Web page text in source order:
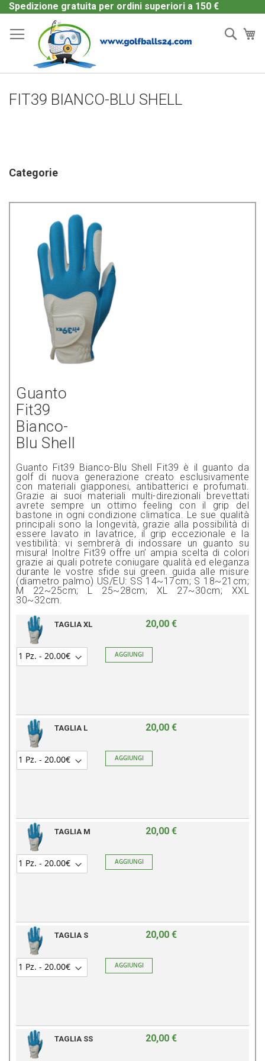
Spedizione gratuita per ordini superiori a 150 €Salta
contenuto
FIT39 BIANCO-BLU SHELL
Guanto
Fit39
Bianco-
Blu Shell
Guanto Fit39 Bianco-Blu Shell Fit39 è il guanto da
golf di nuova generazione creato esclusivamente
con materiali giapponesi, antibatterici e profumati.
Grazie ai suoi materiali multi-direzionali brevettati
avrete sempre un ottimo feeling con il grip del
bastone in ogni condizione climatica. Le sue qualità
principali sono la longevità, grazie alla possibilità di
essere lavato in lavatrice, il grip eccezionale e la
vestibilità: vi sembrerà di indossare un guanto su
misura! Inoltre Fit39 offre un’ ampia scelta di colori
grazie ai quali potrete coniugare qualità ed eleganza
durante le vostre sfide sui green. guida alle misure
(diametro palmo) US/EU: SS 14~17cm; S 18~21cm;
M 22~25cm; L 25~28cm; XL 27~30cm; XXL
30~32cm.
TAGLIA XL 20,00 €
AGGIUNGI
TAGLIA L 20,00 €
AGGIUNGI
TAGLIA M 20,00 €
AGGIUNGI
TAGLIA S 20,00 €
AGGIUNGI
TAGLIA SS 20,00 €
Categorie